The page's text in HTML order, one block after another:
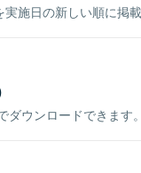
施日の新しい順に掲載
ウンロードできます。